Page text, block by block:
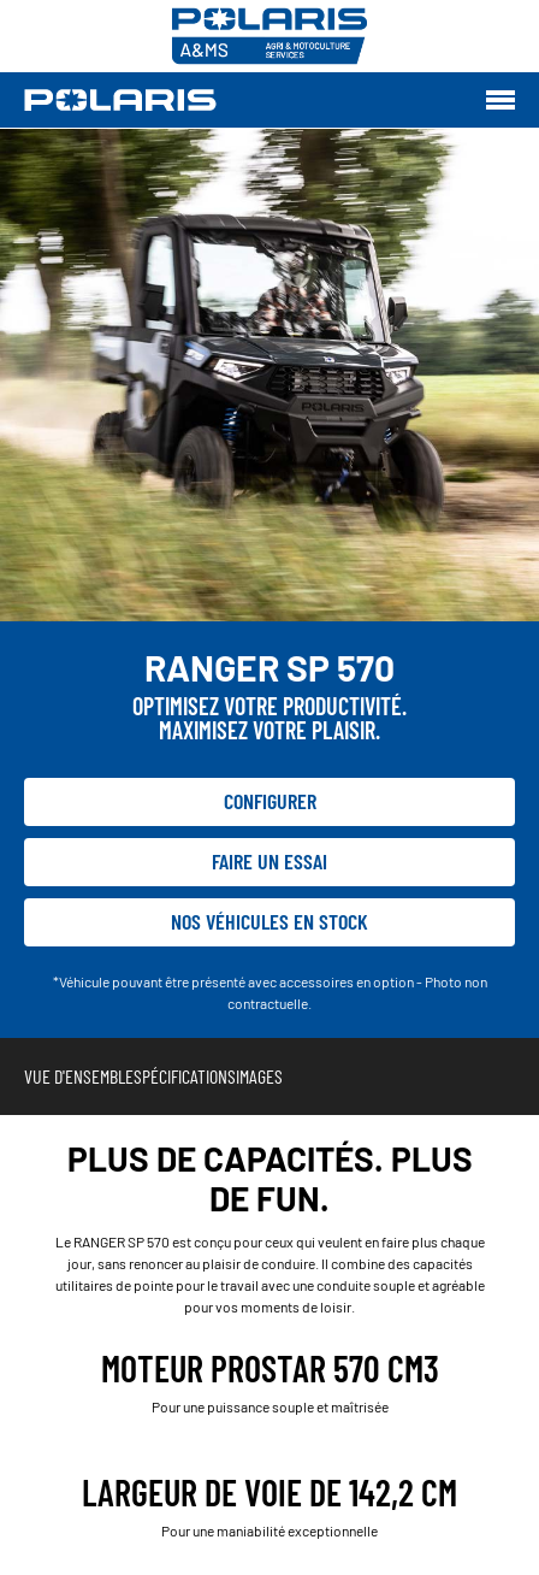
RANGER SP 570
OPTIMISEZ VOTRE PRODUCTIVITÉ.
MAXIMISEZ VOTRE PLAISIR.
CONFIGURER
FAIRE UN ESSAI
NOS VÉHICULES EN STOCK
*Véhicule pouvant être présenté avec accessoires en option - Photo non
contractuelle.
VUE D'ENSEMBLESPÉCIFICATIONSIMAGES
PLUS DE CAPACITÉS. PLUS
DE FUN.
Le RANGER SP 570 est conçu pour ceux qui veulent en faire plus chaque
jour, sans renoncer au plaisir de conduire. Il combine des capacités
utilitaires de pointe pour le travail avec une conduite souple et agréable
pour vos moments de loisir.
MOTEUR PROSTAR 570 CM3
Pour une puissance souple et maîtrisée
LARGEUR DE VOIE DE 142,2 CM
Pour une maniabilité exceptionnelle